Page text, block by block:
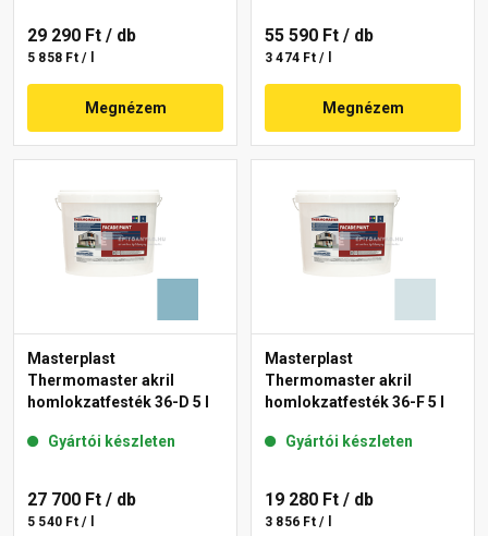
29 290 Ft / db
5 858 Ft / l
Megnézem
55 590 Ft / db
3 474 Ft / l
Megnézem
Masterplast
Thermomaster akril
homlokzatfesték 36-D 5 l
Gyártói készleten
27 700 Ft / db
5 540 Ft / l
Masterplast
Thermomaster akril
homlokzatfesték 36-F 5 l
Gyártói készleten
19 280 Ft / db
3 856 Ft / l